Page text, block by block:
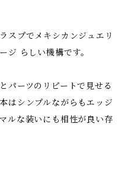
スプでメキシカンジュエリ
ジ らしい機構です。
パーツのリピートで見せる
はシンプルながらもエッジ
ルな装いにも相性が良い存